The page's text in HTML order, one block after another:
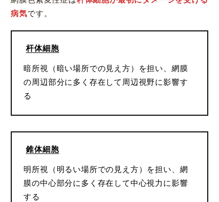
病気です。
杆体細胞
暗所視（暗い場所での見え方）を担い、網膜
の周辺部分に多く存在して周辺視野に影響す
る
錐体細胞
明所視（明るい場所での見え方）を担い、網
膜の中心部分に多く存在して中心視力に影響
する